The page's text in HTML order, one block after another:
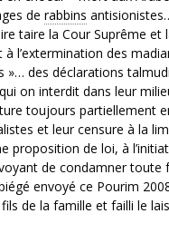
de rabbins
taire la Cour Suprême
l’extermination des
des déclarations
on interdit dans leur
toujours partiellement
et leur censure à la
proposition de loi, à
de condamner
envoyé ce Pourim
de la famille et failli le